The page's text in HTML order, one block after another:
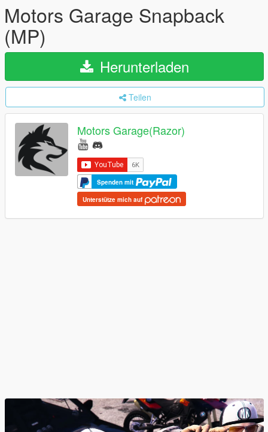
Motors Garage Snapback
(MP)
Herunterladen
Teilen
Motors Garage(Razor)
Spenden mit
Unterstütze mich auf